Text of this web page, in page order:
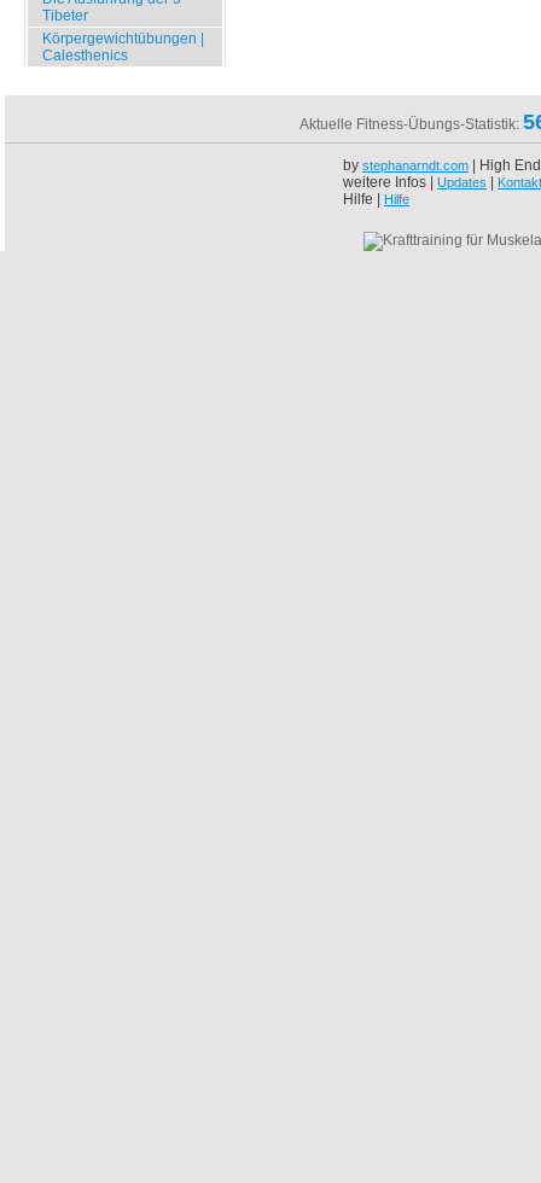
Tibeter
Körpergewichtübungen |
Calesthenics
Aktuelle Fitness-Übungs-Statistik:
by stephanarndt.com | High
weitere Infos | Updates Kontakt
Hilfe | Hilfe